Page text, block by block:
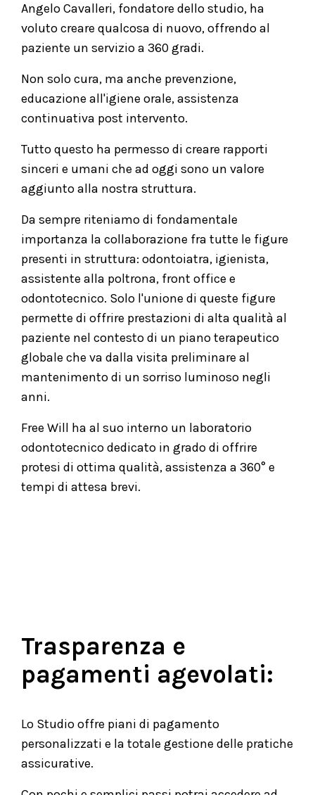
Angelo Cavalleri, fondatore dello studio, ha
voluto creare qualcosa di nuovo, offrendo al
paziente un servizio a 360 gradi.
Non solo cura, ma anche prevenzione,
educazione all'igiene orale, assistenza
continuativa post intervento.
Tutto questo ha permesso di creare rapporti
sinceri e umani che ad oggi sono un valore
aggiunto alla nostra struttura.
Da sempre riteniamo di fondamentale
importanza la collaborazione fra tutte le figure
presenti in struttura: odontoiatra, igienista,
assistente alla poltrona, front office e
odontotecnico. Solo l'unione di queste figure
permette di offrire prestazioni di alta qualità al
paziente nel contesto di un piano terapeutico
globale che va dalla visita preliminare al
mantenimento di un sorriso luminoso negli
anni.
Free Will ha al suo interno un laboratorio
odontotecnico dedicato in grado di offrire
protesi di ottima qualità, assistenza a 360° e
tempi di attesa brevi.
Trasparenza e
pagamenti agevolati:
Lo Studio offre piani di pagamento
personalizzati e la totale gestione delle pratiche
assicurative.